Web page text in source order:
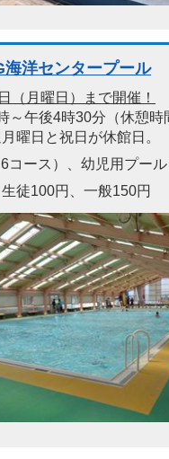
海洋センタープール
（月曜日）まで開催！
～午後4時30分（休憩
曜日と祝日が休館日。
コース）、幼児用プール
生徒100円、一般150円